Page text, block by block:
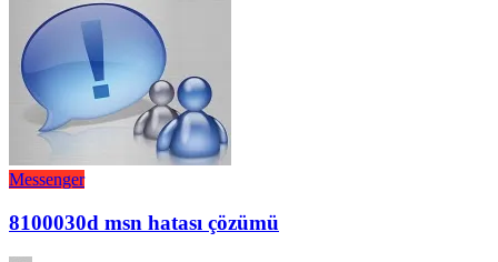
Messenger
8100030d msn hatası çözümü